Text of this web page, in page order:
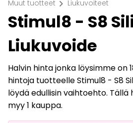
Muut tuotteet chevron_right Liukuvoiteet
Stimul8 - S8
Liukuvoide
Halvin hinta jonka löysimme on
hintoja tuotteelle Stimul8 - S8
löydä edullisin vaihtoehto.
myy 1 kauppa.